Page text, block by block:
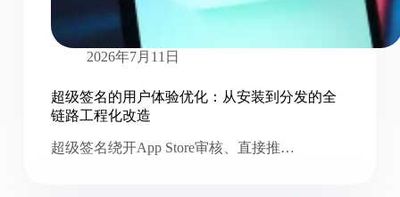
2026年7月11日
超级签名的用户体验优化：从安装到分发的全
链路工程化改造
超级签名绕开App Store审核、直接推…